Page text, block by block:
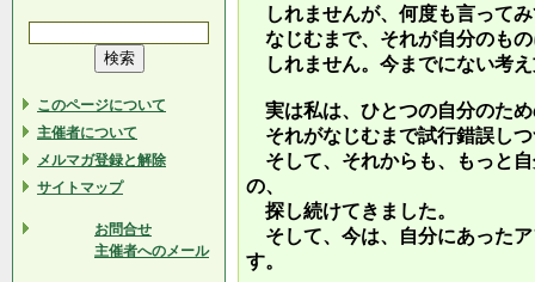
このページについて
主催者について
メルマガ登録と解除
サイトマップ
お問合せ
主催者へのメール
しれませんが、何度も言って
なじむまで、それが自分のも
しれません。今までにない考
実は私は、ひとつの自分のた
それがなじむまで試行錯誤し
そして、それからも、もっと
の、
探し続けてきました。
そして、今は、自分にあった
す。